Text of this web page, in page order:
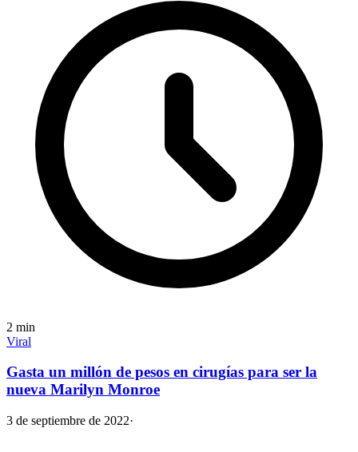
2 min
Viral
Gasta un millón de pesos en cirugías para ser la
nueva Marilyn Monroe
3 de septiembre de 2022·